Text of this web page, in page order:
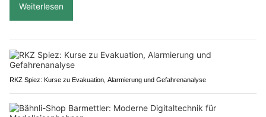
Weiterlesen
RKZ Spiez: Kurse zu Evakuation, Alarmierung und Gefahrenanalyse